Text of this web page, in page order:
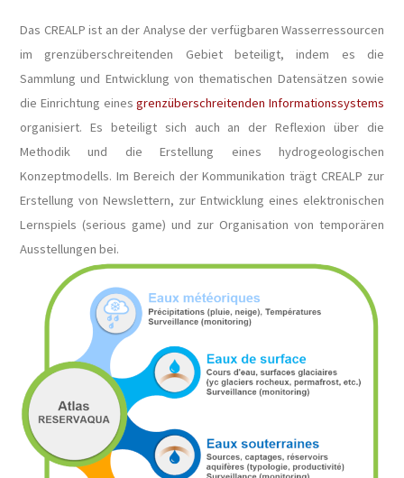
Das CREALP ist an der Analyse der verfügbaren Wasserressourcen
im grenzüberschreitenden Gebiet beteiligt, indem es die
Sammlung und Entwicklung von thematischen Datensätzen sowie
die Einrichtung einesgrenzüberschreitenden Informationssystems
organisiert. Es beteiligt sich auch an der Reflexion über die
Methodik und die Erstellung eines hydrogeologischen
Konzeptmodells. Im Bereich der Kommunikation trägt CREALP zur
Erstellung von Newslettern, zur Entwicklung eines elektronischen
Lernspiels (serious game) und zur Organisation von temporären
Ausstellungen bei.